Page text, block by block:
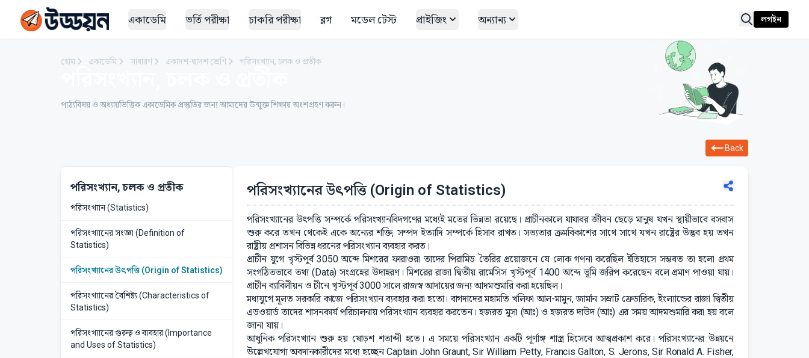
একাডেমি ভর্তি পরীক্ষা চাকরি পরীক্ষা ব্লগ মডেল টেস্ট প্রাইজিং অন্যান্য লগইন
হোম একাডেমি সাধারণ একাদশ-দ্বাদশ শ্রেণি পরিসংখ্যান, চলক ও প্রতীক
পাঠ্যবিষয় ও অধ্যায়ভিত্তিক একাডেমিক প্রস্তুতির জন্য আমাদের উন্মুক্ত শিক্ষায় অংশগ্রহণ করুন।
Back
পরিসংখ্যান, চলক ও প্রতীক
পরিসংখ্যান (Statistics)
পরিসংখ্যানের সংজ্ঞা (Definition of
Statistics)
পরিসংখ্যানের উৎপত্তি (Origin of Statistics)
পরিসংখ্যানের বৈশিষ্ট্য (Characteristics of
Statistics)
পরিসংখ্যানের গুরুত্ব ও ব্যবহার (Importance
and Uses of Statistics)
পরিসংখ্যানের উৎপত্তি (Origin of Statistics)
পরিসংখ্যানের উৎপত্তি সম্পর্কে পরিসংখ্যানবিদগণের মধ্যেই মতের ভিন্নতা রয়েছে। প্রাচীনকালে যাযাবর জীবন ছেড়ে মানুষ যখন স্থায়ীভাবে বসবাস
শুরু করে তখন থেকেই একে অন্যের শক্তি, সম্পদ ইত্যাদি সম্পর্কে হিসাব রাখত। সভ্যতার ক্রমবিকাশের সাথে সাথে যখন রাষ্ট্রের উদ্ভব হয় তখন
রাষ্ট্রীয় প্রশাসন বিভিন্ন ধরনের পরিসংখ্যান ব্যবহার করত।
প্রাচীন যুগে খৃস্টপূর্ব 3050 অব্দে মিশরের ফারাওরা তাদের পিরামিড তৈরির প্রয়োজনে যে লোক গণনা করেছিল ইতিহাসে সম্ভবত তা হলো প্রথম
সংগঠিতভাবে তথ্য (Data) সংগ্রহের উদাহরণ। মিশরের রাজা দ্বিতীয় রামেসিস খৃস্টপূর্ব 1400 অব্দে ভূমি জরিপ করেছেন বলে প্রমাণ পাওয়া যায়।
প্রাচীন ব্যাবিলীয়ন ও চীনে খৃস্টপূর্ব 3000 সালে রাজস্ব আদায়ের জন্য আদমশুমারি করা হয়েছিল।
মধ্যযুগে মূলত সরকারি কাজে পরিসংখ্যান ব্যবহার করা হতো। বাগদাদের মহামতি খলিফা আল-মামুন, জার্মান সম্রাট ফ্রেডারিক, ইংল্যান্ডের রাজা দ্বিতীয়
এডওয়ার্ড তাদের শাসনকার্য পরিচালনায় পরিসংখ্যান ব্যবহার করতেন। হজরত মুসা (আঃ) ও হজরত দাউদ (আঃ) এর সময় আদমশুমারি করা হয় বলে
জানা যায়।
আধুনিক পরিসংখ্যান শুরু হয় ষোড়শ শতাব্দী হতে। এ সময়ে পরিসংখ্যান একটি পূর্ণাঙ্গ শাস্ত্র হিসেবে আত্মপ্রকাশ করে। পরিসংখ্যানের উন্নয়নে
উল্লেখযোগ্য অবদানকারীদের মধ্যে হচ্ছেন Captain John Graunt, Sir William Petty, Francis Galton, S. Jerons, Sir Ronald A. Fisher,